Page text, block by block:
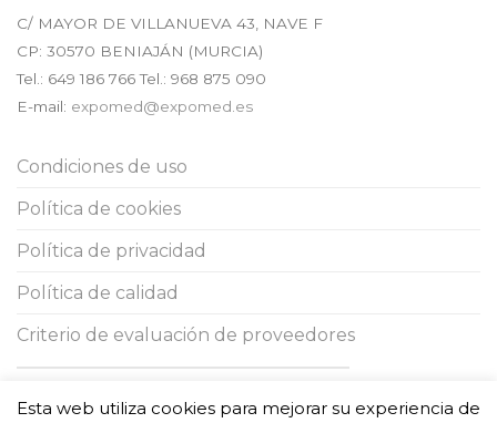
C/ MAYOR DE VILLANUEVA 43, NAVE F
CP: 30570 BENIAJÁN (MURCIA)
Tel.: 649 186 766Tel.: 968 875 090
E-mail: expomed@expomed.es
Condiciones de uso
Política de cookies
Política de privacidad
Política de calidad
Criterio de evaluación de proveedores
AUTÓNOMA DE LA REGIÓN DE MURCIAMEDIANTE LA FINANCIACIÓN
Esta web utiliza cookies para mejorar su experiencia de